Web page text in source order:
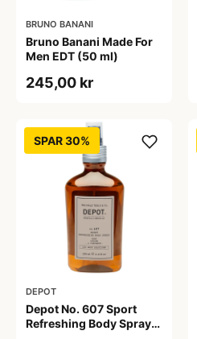
BRUNO BANANI
Bruno Banani Made For
Men EDT (50 ml)
245,00 kr
SPAR 30%
DEPOT
Depot No. 607 Sport
Refreshing Body Spray